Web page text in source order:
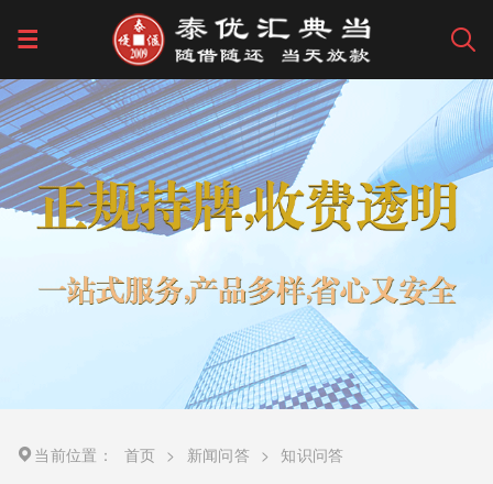
当前位置： 首页 > 新闻问答 > 知识问答